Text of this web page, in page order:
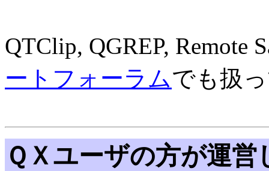
QTClip, QGREP, Remote
ートフォーラムでも扱
ＱＸユーザの方が運